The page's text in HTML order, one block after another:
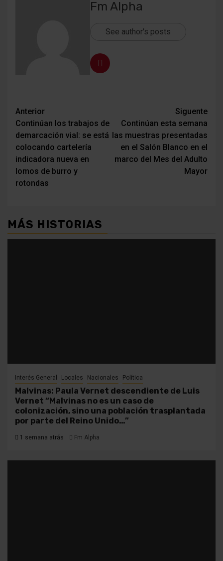
Fm Alpha
See author's posts
Navegación
de
entradas
Anterior
Continúan los trabajos de
demarcación vial: se está
colocando cartelería
indicadora nueva en
lomos de burro y
rotondas
Siguente
Continúan esta semana
las muestras presentadas
en el Salón Blanco en el
marco del Mes del Adulto
Mayor
MÁS HISTORIAS
Interés General Locales Nacionales Política
Malvinas: Paula Vernet descendiente de Luis
Vernet “Malvinas no es un caso de
colonización, sino una población trasplantada
por parte del Reino Unido…”
1 semana atrás Fm Alpha